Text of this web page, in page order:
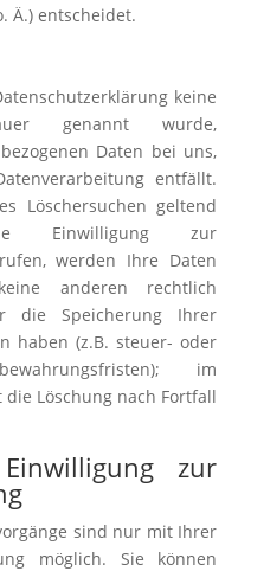
Ä.) entscheidet.
keine
genannt wurde,
Daten bei uns,
entfällt.
Löschersuchen geltend
Einwilligung zur
werden Ihre Daten
anderen rechtlich
die Speicherung Ihrer
haben (z.B. steuer- oder
im
Löschung nach Fortfall
zur
sind nur mit Ihrer
möglich. Sie können